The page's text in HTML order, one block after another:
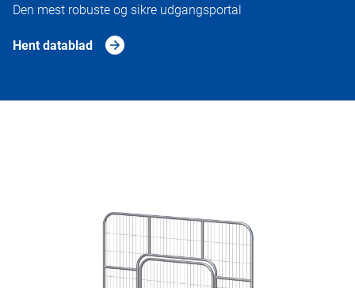
Den mest robuste og sikre udgangsportal
Hent datablad